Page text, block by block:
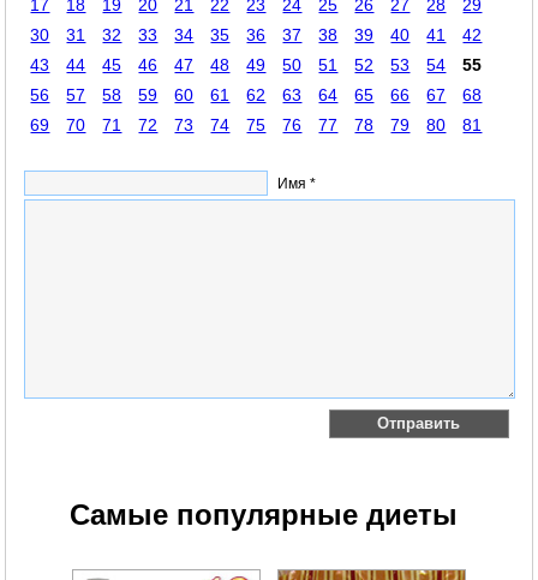
17 18 19 20 21 22 23 24 25 26 27 28
29
30
31 32 33 34 35 36 37 38 39 40 41
42
43
44 45 46 47 48 49 50 51 52 53 54
55
56
57 58 59 60 61 62 63 64 65 66 67
68
69
70 71 72 73 74 75 76 77 78 79 80 81
Имя *
Самые популярные диеты